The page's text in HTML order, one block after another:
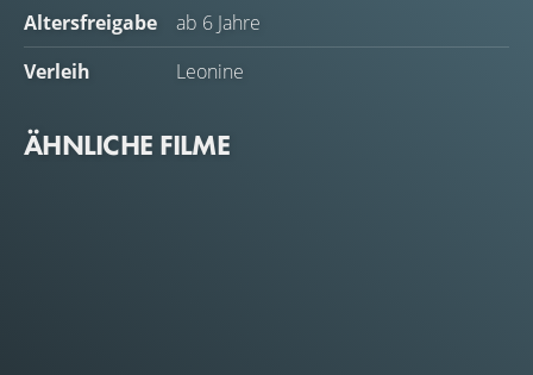
Altersfreigabe
ab 6 Jahre
Verleih
Leonine
ÄHNLICHE FILME